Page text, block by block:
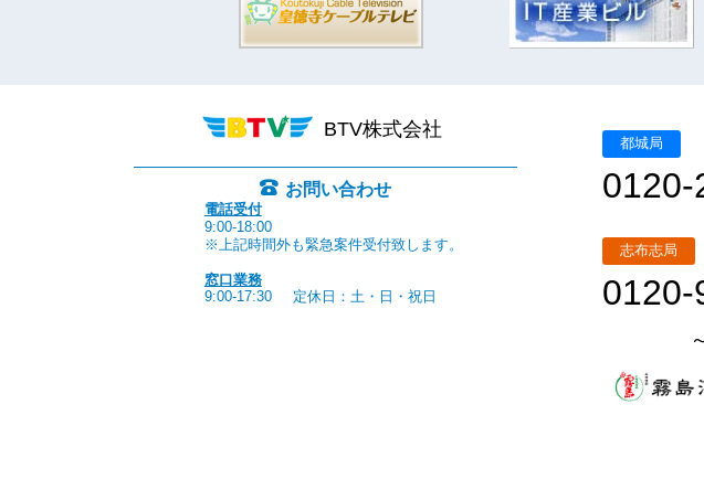
BTV株式会社
お問い合わせ
電話受付
9:00-18:00
※上記時間外も緊急案件受付致します。
窓口業務
9:00-17:30
定休日：土・日・祝日
都城局
0120-
志布志局
0120-